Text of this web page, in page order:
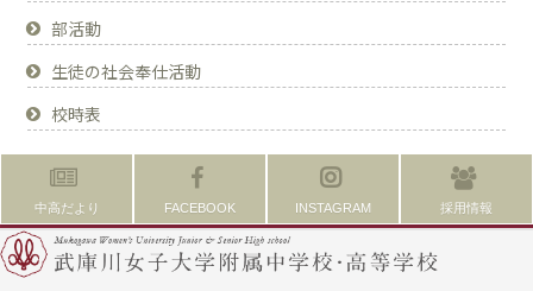
部活動
生徒の社会奉仕活動
校時表
中高だより FACEBOOK INSTAGRAM 採用情報